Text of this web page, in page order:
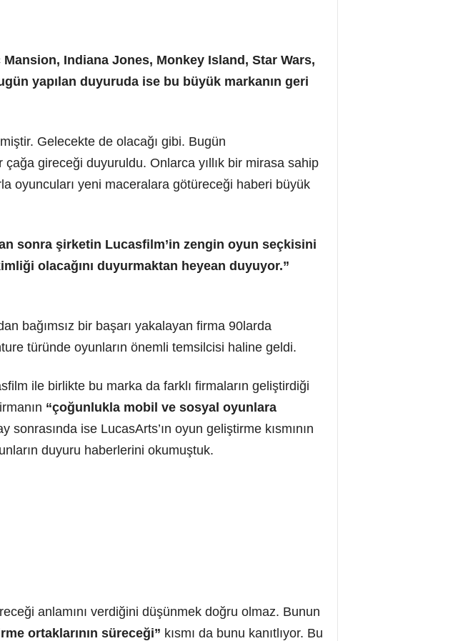
Indiana Jones, Monkey Island, Star Wars,
yapılan duyuruda ise bu büyük markanın geri
Gelecekte de olacağı gibi. Bugün
gireceği duyuruldu. Onlarca yıllık bir mirasa sahip
oyuncuları yeni maceralara götüreceği haberi büyük
sonra şirketin Lucasfilm’in zengin oyun seçkisini
olacağını duyurmaktan heyean duyuyor.”
bağımsız bir başarı yakalayan firma 90larda
türünde oyunların önemli temsilcisi haline geldi.
ile birlikte bu marka da farklı firmaların geliştirdiği
“çoğunlukla mobil ve sosyal oyunlara
sonrasında ise LucasArts’ın oyun geliştirme kısmının
duyuru haberlerini okumuştuk.
anlamını verdiğini düşünmek doğru olmaz. Bunun
ortaklarının süreceği” kısmı da bunu kanıtlıyor. Bu